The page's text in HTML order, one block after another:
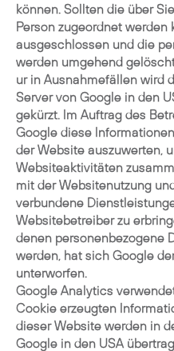
können. Sollten die über
Person zugeordnet
ausgeschlossen und die
werden umgehend
ur in Ausnahmefällen wird
Server von Google in den
gekürzt. Im Auftrag des
Google diese
der Website auszuwerten,
Websiteaktivitäten
mit der Websitenutzung
verbundene
Websitebetreiber zu
denen personenbezogene
werden, hat sich Google
unterworfen.
Google Analytics
Cookie erzeugten
dieser Website werden in
Google in den USA